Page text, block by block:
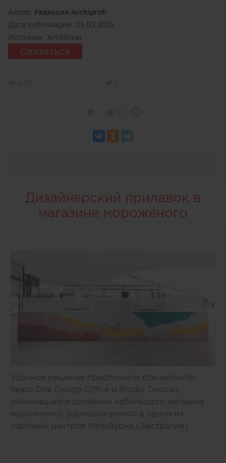
Автор: Редакция Archiprofi
Дата публикации: 05.03.2015
Источник: Architizer
Связаться
Дизайнерский прилавок в
магазине мороженого
Удачное решение предложили специалисты
бюро One Design Office и Studio Twocan,
занимавшиеся дизайном небольшого магазина
мороженого, расположенного в одном из
торговых центров Мельбурна (Австралия).